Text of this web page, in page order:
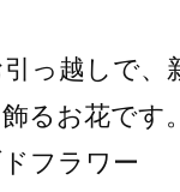
っ越しで、
るお花です。
フラワー